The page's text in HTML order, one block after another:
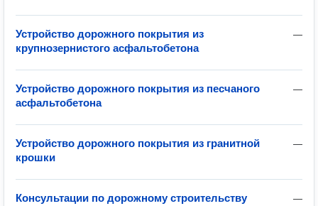
—
Устройство дорожного покрытия из
крупнозернистого асфальтобетона
—
Устройство дорожного покрытия из песчаного
асфальтобетона
—
Устройство дорожного покрытия из гранитной
крошки
—
Консультации по дорожному строительству